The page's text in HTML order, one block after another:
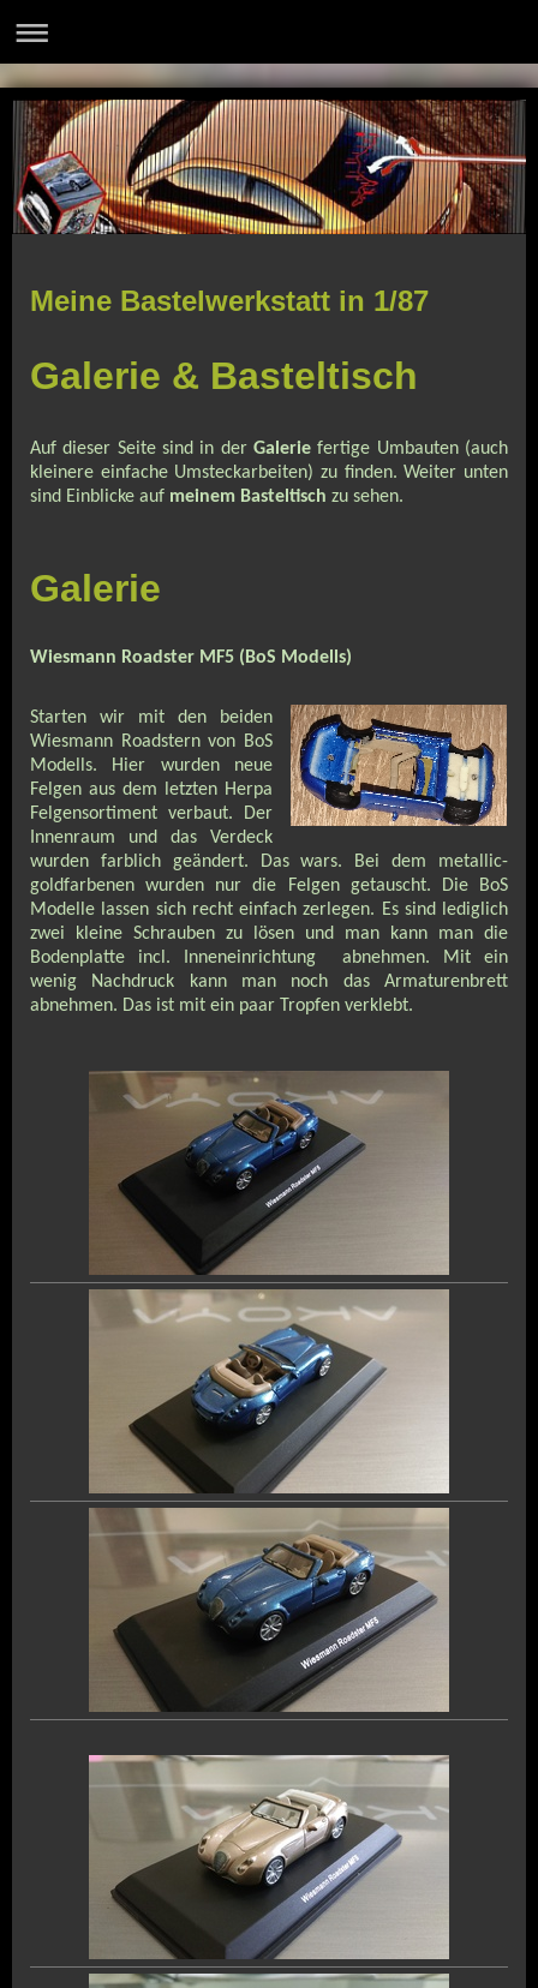
Meine Bastelwerkstatt in 1/87
Galerie & Basteltisch
Auf dieser Seite sind in der Galerie fertige Umbauten (auch
kleinere einfache Umsteckarbeiten) zu finden. Weiter unten
sind Einblicke auf meinem Basteltisch zu sehen.
Galerie
Wiesmann Roadster MF5 (BoS Modells)
Starten wir mit den beiden
Wiesmann Roadstern von BoS
Modells. Hier wurden neue
Felgen aus dem letzten Herpa
Felgensortiment verbaut. Der
Innenraum und das Verdeck
wurden farblich geändert. Das wars. Bei dem
metallic-
goldfarbenen wurden nur die Felgen getauscht. Die BoS
Modelle lassen sich recht einfach zerlegen. Es sind lediglich
zwei kleine Schrauben zu lösen und man kann man die
Bodenplatte incl. Inneneinrichtung abnehmen. Mit ein
wenig Nachdruck kann man noch das Armaturenbrett
abnehmen. Das ist mit ein paar Tropfen verklebt.